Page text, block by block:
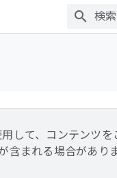
して、コンテンツを
まれる場合がありま